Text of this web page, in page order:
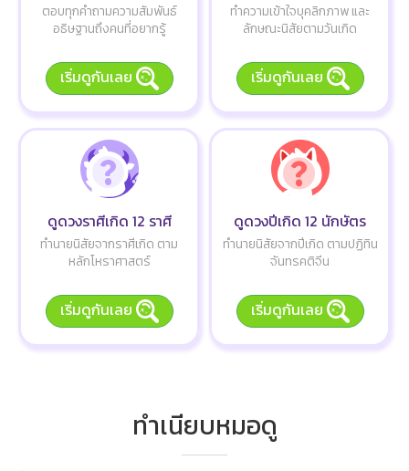
ตอบทุกคำถามความสัมพันธ์
อธิษฐานถึงคนที่อยากรู้
เริ่มดูกันเลย
ทำความเข้าใจบุคลิกภาพ และ
ลักษณะนิสัยตามวันเกิด
เริ่มดูกันเลย
ดูดวงราศีเกิด 12 ราศี
ทำนายนิสัยจากราศีเกิด ตาม
หลักโหราศาสตร์
เริ่มดูกันเลย
ดูดวงปีเกิด 12 นักษัตร
ทำนายนิสัยจากปีเกิด ตามปฏิทิน
จันทรคติจีน
เริ่มดูกันเลย
ทำเนียบหมอดู